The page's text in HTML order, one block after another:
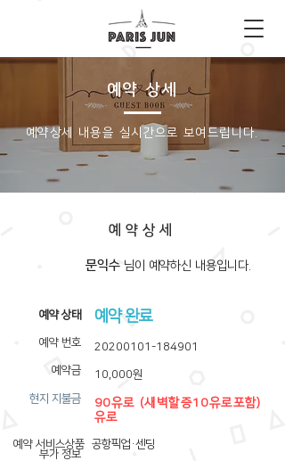
예약 상세
​예약상세 내용을 실시간으로 보여드립니다.
예약상세
문익수 ​님이 예약하신 내용입니다.
​예약 상태
예약 번호
예약금
​현지 지불금
부가 정보
예약 서비스상품
예약 완료
20200101-184901
10,000원
90유로 (새벽할증10유로포함)
유로
공항픽업·센딩